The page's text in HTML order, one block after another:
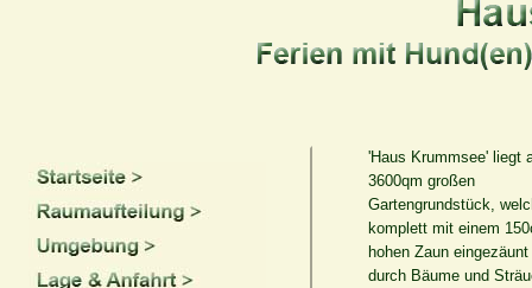
'Haus Krummsee' liegt
3600qm großen
Gartengrundstück,
komplett mit einem
hohen Zaun eingezäunt
durch Bäume und